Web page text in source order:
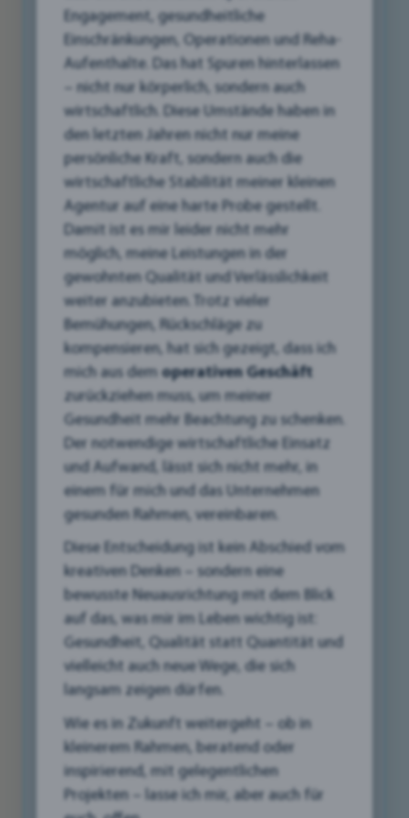
Suchmaschinenoptimierung (SEO) – für viele
Kleinunternehmer klingt das nach einem
undurchdringlichen Dschungel voller
Fachbegriffe und komplizierter Strategien.
Doch keine Sorge, SEO muss kein Buch mit
sieben Siegeln sein! Gerade für Unternehmen in
der Stadt und im Bezirk aber auch im gesamten
Liezen ist SEO ein mächtiges Werkzeug, um im
Internet gefunden zu werden und neue Kunden
zu gewinnen.
In diesem Artikel nehmen wir Sie an die Hand
und führen Sie Schritt für Schritt in die
Grundlagen der Suchmaschinenoptimierung
ein. Wir erklären Ihnen, warum SEO so wichtig
ist, wie Suchmaschinen funktionieren und
welche einfachen Maßnahmen Sie ergreifen
können, um Ihre Website in den
Suchergebnissen nach oben zu bringen.
Egal, ob Sie ein kleines Geschäft, einen
mit den richtigen SEO-Strategien können Sie
so dafür sorgen, dass Ihre potenziellen Kunden
Sie finden, wenn sie nach Ihren Produkten oder
Dienstleistungen suchen. Ihre Online-
Sichtbarkeit erhöhen, mehr Besucher auf Ihre
Website locken und letztendlich Ihren Umsatz
steigern. Wir zeigen Ihnen, wie Sie relevante
Keywords finden, hochwertige Inhalte erstellen
und Ihre Website für lokale Suchanfragen
optimieren.
Engagement, gesundheitliche
Einschränkungen, Operationen und Reha-
Aufenthalte. Das hat Spuren hinterlassen
– nicht nur körperlich, sondern auch
wirtschaftlich. Diese Umstände haben in
den letzten Jahren nicht nur meine
persönliche Kraft, sondern auch die
wirtschaftliche Stabilität meiner kleinen
Agentur auf eine harte Probe gestellt.
Damit ist es mir leider nicht mehr
möglich, meine Leistungen in der
gewohnten Qualität und Verlässlichkeit
weiter anzubieten. Trotz vieler
Bemühungen, Rückschläge zu
kompensieren, hat sich gezeigt, dass ich
mich aus dem operativen Geschäft
zurückziehen muss, um meiner
Gesundheit mehr Beachtung zu schenken.
Der notwendige wirtschaftliche Einsatz
und Aufwand, lässt sich nicht mehr, in
einem für mich und das Unternehmen
gesunden Rahmen, vereinbaren.
Diese Entscheidung ist kein Abschied vom
kreativen Denken – sondern eine
bewusste Neuausrichtung mit dem Blick
auf das, was mir im Leben wichtig ist:
Gesundheit, Qualität statt Quantität und
vielleicht auch neue Wege, die sich
langsam zeigen dürfen.
Wie es in Zukunft weitergeht – ob in
kleinerem Rahmen, beratend oder
inspirierend, mit gelegentlichen
Projekten – lasse ich mir, aber auch für